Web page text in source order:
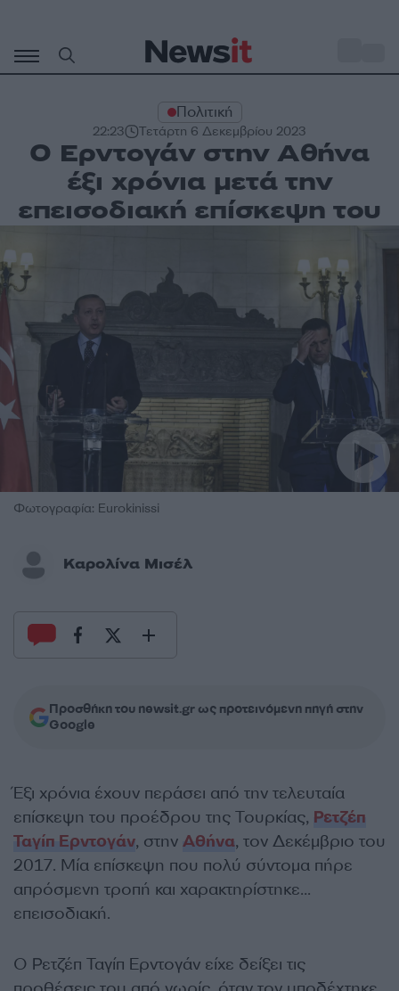
περιεχόμενο
Πολιτική
22:23 Τετάρτη 6 Δεκεμβρίου 2023
Ο Ερντογάν στην Αθήνα
έξι χρόνια μετά την
επεισοδιακή επίσκεψη του
Φωτογραφία: Eurokinissi
Καρολίνα Μισέλ
Προσθήκη του newsit.gr ως προτεινόμενη πηγή στην
Google
Έξι χρόνια έχουν περάσει από την τελευταία
επίσκεψη του προέδρου της Τουρκίας, Ρετζέπ
Ταγίπ Ερντογάν, στην Αθήνα, τον Δεκέμβριο του
2017. Μία επίσκεψη που πολύ σύντομα πήρε
απρόσμενη τροπή και χαρακτηρίστηκε…
επεισοδιακή.
Ο Ρετζέπ Ταγίπ Ερντογάν είχε δείξει τις